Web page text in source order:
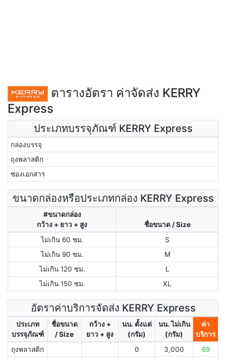
ตารางอัตรา ค่าจัดส่ง KERRY
Express
ประเภทบรรจุภัณฑ์ KERRY Express
กล่องบรรจุ
ถุงพลาสติก
ซองเอกสาร
ขนาดกล่องหรือประเภทกล่อง KERRY Express
#ขนาดกล่อง
กว้าง + ยาว + สูง
ชื่อขนาด / Size
ไม่เกิน 60 ซม.
S
ไม่เกิน 90 ซม.
M
ไม่เกิน 120 ซม.
L
ไม่เกิน 150 ซม.
XL
อัตราค่าบริการจัดส่ง KERRY Express
ประเภท
บรรจุภัณฑ์
ชื่อขนาด
/ Size
กว้าง +
ยาว + สูง
นน. ตั้งแต่
(กรัม)
นน. ไม่เกิน
(กรัม)
ค่า
บริการ
ถุงพลาสติก
0 3,000
69